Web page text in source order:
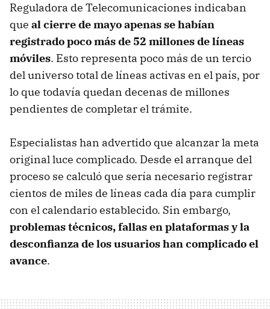
Reguladora de Telecomunicaciones indicaban
que al cierre de mayo apenas se habían
registrado poco más de 52 millones de líneas
móviles. Esto representa poco más de un tercio
del universo total de líneas activas en el país, por
lo que todavía quedan decenas de millones
pendientes de completar el trámite.
Especialistas han advertido que alcanzar la meta
original luce complicado. Desde el arranque del
proceso se calculó que sería necesario registrar
cientos de miles de líneas cada día para cumplir
con el calendario establecido. Sin embargo,
problemas técnicos, fallas en plataformas y la
desconfianza de los usuarios han complicado el
avance.